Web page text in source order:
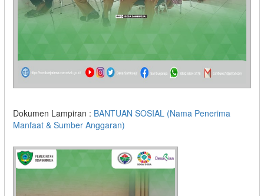
Dokumen Lampiran : BANTUAN SOSIAL (Nama Penerima
Manfaat & Sumber Anggaran)